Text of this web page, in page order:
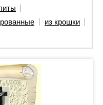
из крошки